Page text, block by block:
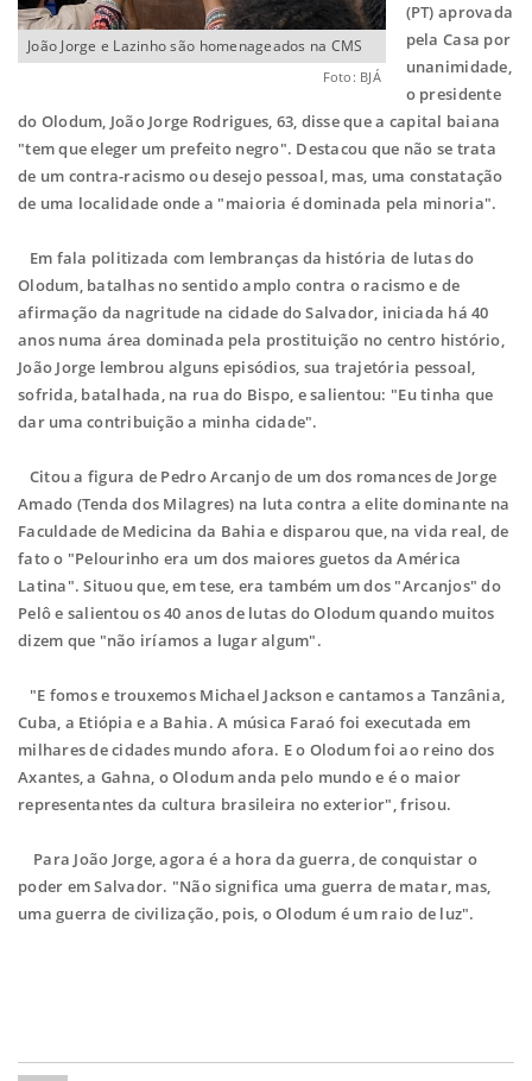
João Jorge e Lazinho são homenageados na CMS
Foto: BJÁ
(PT) aprovada
pela Casa por
unanimidade,
o presidente
do Olodum, João Jorge Rodrigues, 63, disse que a capital baiana
"tem que eleger um prefeito negro". Destacou que não se trata
de um contra-racismo ou desejo pessoal, mas, uma constatação
de uma localidade onde a "maioria é dominada pela minoria".
Em fala politizada com lembranças da história de lutas do
Olodum, batalhas no sentido amplo contra o racismo e de
afirmação da nagritude na cidade do Salvador, iniciada há 40
anos numa área dominada pela prostituição no centro histório,
João Jorge lembrou alguns episódios, sua trajetória pessoal,
sofrida, batalhada, na rua do Bispo, e salientou: "Eu tinha que
dar uma contribuição a minha cidade".
Citou a figura de Pedro Arcanjo de um dos romances de Jorge
Amado (Tenda dos Milagres) na luta contra a elite dominante na
Faculdade de Medicina da Bahia e disparou que, na vida real, de
fato o "Pelourinho era um dos maiores guetos da América
Latina". Situou que, em tese, era também um dos "Arcanjos" do
Pelô e salientou os 40 anos de lutas do Olodum quando muitos
dizem que "não iríamos a lugar algum".
"E fomos e trouxemos Michael Jackson e cantamos a Tanzânia,
Cuba, a Etiópia e a Bahia. A música Faraó foi executada em
milhares de cidades mundo afora. E o Olodum foi ao reino dos
Axantes, a Gahna, o Olodum anda pelo mundo e é o maior
representantes da cultura brasileira no exterior", frisou.
Para João Jorge, agora é a hora da guerra, de conquistar o
poder em Salvador. "Não significa uma guerra de matar, mas,
uma guerra de civilização, pois, o Olodum é um raio de luz".